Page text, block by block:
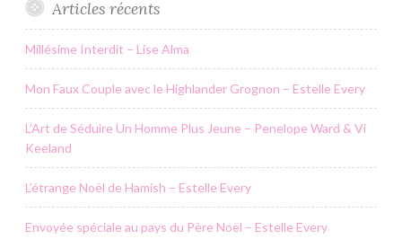
Articles récents
Millésime Interdit – Lise Alma
Mon Faux Couple avec le Highlander Grognon – Estelle Every
L’Art de Séduire Un Homme Plus Jeune – Penelope Ward & Vi
Keeland
L’étrange Noël de Hamish – Estelle Every
Envoyée spéciale au pays du Père Noël – Estelle Every